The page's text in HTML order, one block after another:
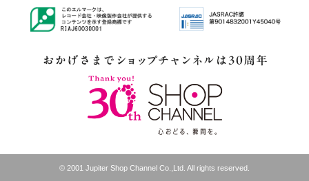
© 2001 Jupiter Shop Channel Co.,Ltd. All rights reserved.